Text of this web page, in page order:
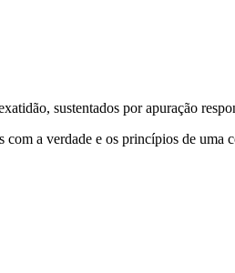
sustentados por apuração
a verdade e os princípios de uma